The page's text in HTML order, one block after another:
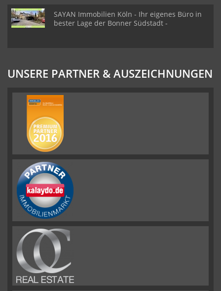
SAYAN Immobilien Köln - Ihr eigenes Büro in
bester Lage der Bonner Südstadt -
UNSERE PARTNER & AUSZEICHNUNGEN